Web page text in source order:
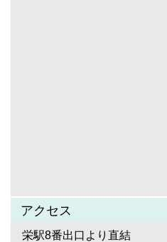
アクセス
栄駅8番出口より直結